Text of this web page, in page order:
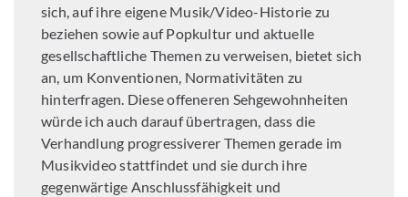
sich, auf ihre eigene Musik/Video-Historie zu
beziehen sowie auf Popkultur und aktuelle
gesellschaftliche Themen zu verweisen, bietet sich
an, um Konventionen, Normativitäten zu
hinterfragen. Diese offeneren Sehgewohnheiten
würde ich auch darauf übertragen, dass die
Verhandlung progressiverer Themen gerade im
Musikvideo stattfindet und sie durch ihre
gegenwärtige Anschlussfähigkeit und